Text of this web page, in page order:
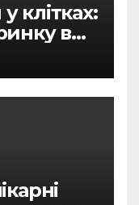
клітках:
в